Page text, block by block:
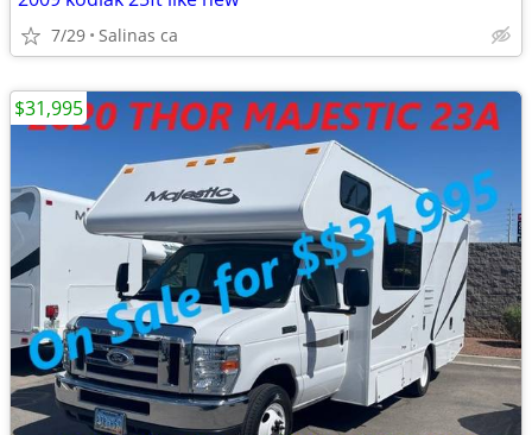
7/29 Salinas ca
$31,995